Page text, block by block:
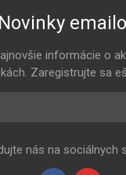
Novinky
informácie o
Zaregistrujte sa
nás na sociálnych